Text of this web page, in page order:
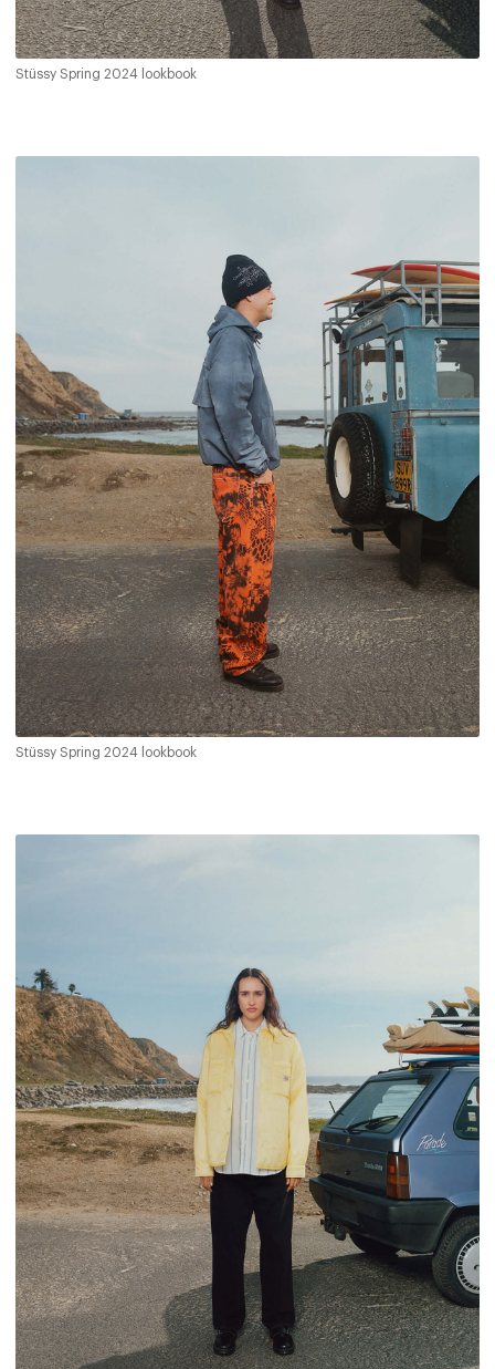
Stüssy Spring 2024 lookbook
Stüssy Spring 2024 lookbook